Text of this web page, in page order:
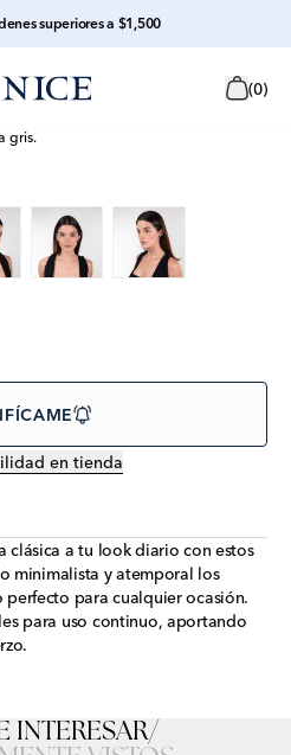
superiores a $1,500
(0)
gris.
en tienda
clásica a tu look diario con estos
minimalista y atemporal los
para cualquier ocasión.
para uso continuo, aportando
INTERESAR/